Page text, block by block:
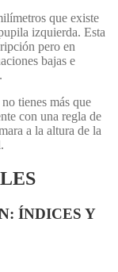
que existe
izquierda. Esta
pero en
bajas e
tienes más que
con una regla de
a la altura de la
ÍNDICES Y